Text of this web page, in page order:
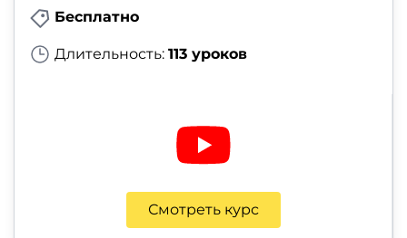
Бесплатно
Длительность: 113 уроков
Смотреть курс